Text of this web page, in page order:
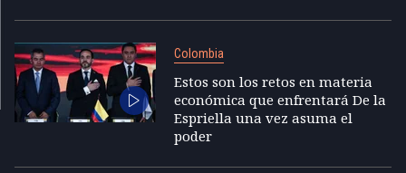
Colombia
Estos son los retos en materia
económica que enfrentará De la
Espriella una vez asuma el
poder